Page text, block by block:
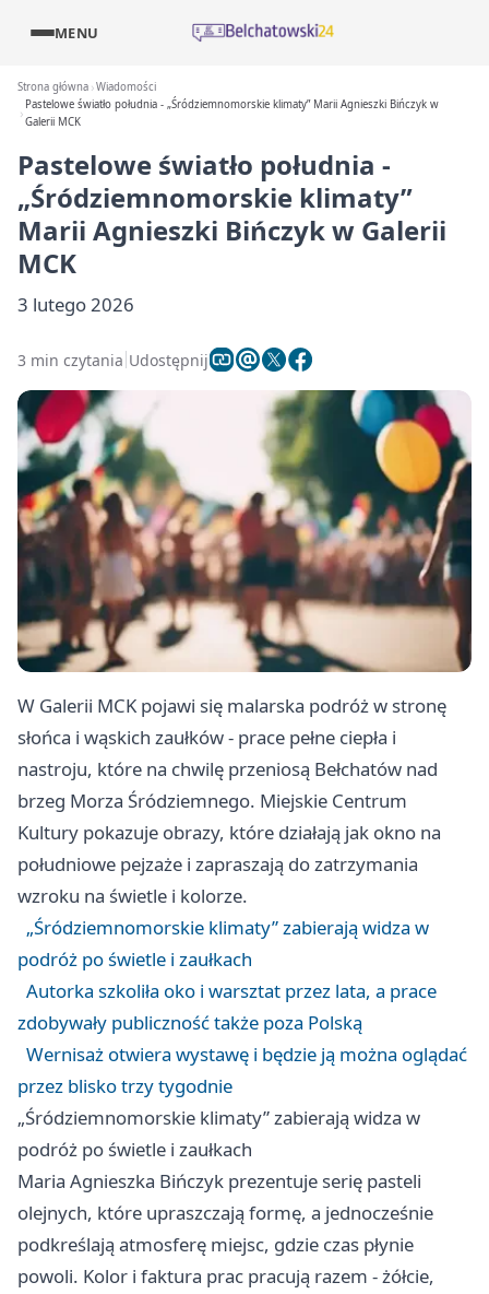
MENU
Strona główna Wiadomości
Pastelowe światło południa - „Śródziemnomorskie klimaty” Marii Agnieszki Bińczyk w
Galerii MCK
Pastelowe światło południa -
„Śródziemnomorskie klimaty”
Marii Agnieszki Bińczyk w Galerii
MCK
3 lutego 2026
3 min czytania Udostępnij
W Galerii MCK pojawi się malarska podróż w stronę
słońca i wąskich zaułków - prace pełne ciepła i
nastroju, które na chwilę przeniosą Bełchatów nad
brzeg Morza Śródziemnego. Miejskie Centrum
Kultury pokazuje obrazy, które działają jak okno na
południowe pejzaże i zapraszają do zatrzymania
wzroku na świetle i kolorze.
„Śródziemnomorskie klimaty” zabierają widza w
podróż po świetle i zaułkach
Autorka szkoliła oko i warsztat przez lata, a prace
zdobywały publiczność także poza Polską
Wernisaż otwiera wystawę i będzie ją można oglądać
przez blisko trzy tygodnie
„Śródziemnomorskie klimaty” zabierają widza w
podróż po świetle i zaułkach
Maria Agnieszka Bińczyk prezentuje serię pasteli
olejnych, które upraszczają formę, a jednocześnie
podkreślają atmosferę miejsc, gdzie czas płynie
powoli. Kolor i faktura prac pracują razem - żółcie,